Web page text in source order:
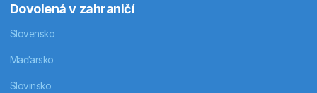
Dovolená v zahraničí
Slovensko
Maďarsko
Slovinsko